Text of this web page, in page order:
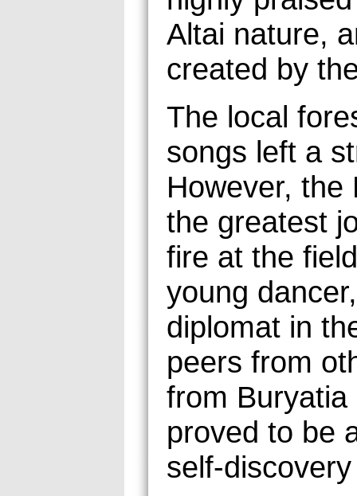
Altai nature,
created by
The local
songs left a
However, the
the greatest
fire at the
young
diplomat in
peers from
from Buryatia
proved to be
self-